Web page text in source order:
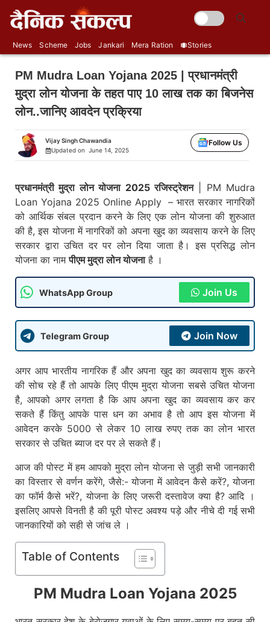
Skip
News Scheme Jobs Jankari Mera Ration Stories
PM Mudra Loan Yojana 2025 | प्रधानमंत्री
मुद्रा लोन योजना के तहत पाए 10 लाख तक का बिजनेस
लोन..जानिए आवदेन प्रक्रिया
Vijay Singh Chawandia
Updated on June 14, 2025
Follow Us
प्रधानमंत्री मुद्रा लोन योजना 2025 रजिस्ट्रेशन| PM Mudra
Loan Yojana 2025 Online Apply – भारत सरकार नागरिकों
को आर्थिक संबल प्रदान करने के लिए एक लोन योजना की शुरुआत
की है, इस योजना में नागरिकों को अपना खुद का व्यवसाय करने के लिए
सरकार द्वारा उचित दर पर लोन दिया जाता है। इस प्रसिद्ध लोन
योजना का नामपीएम मुद्रा लोन योजनाहै ।
WhatsApp Group Join Us
Telegram Group Join Now
अगर आप भारतीय नागरिक हैं और अपना खुद का व्यवसाय शुरू करने
की सोच रहे हैं तो आपके लिए पीएम मुद्रा योजना सबसे उचित योजना
है, आपको अगर लगता है कि आप अपना खुद का व्यवसाय कर कर
सकते हैं किंतु आपके पास धन का अभाव है तो आप इस योजना में
आवेदन करके 5000 से लेकर 10 लाख रुपए तक का लोन भारत
सरकार से उचित ब्याज दर पर ले सकते हैं।
आज की पोस्ट में हम आपको मुद्रा लोन योजना से जुड़ी सभी जानकारी
का विस्तार से वर्णन करेंगे, जैसे:- योजना में आवेदन कैसे करें?, योजना
का फॉर्म कैसे भरें?, योजना के लिए जरूरी दस्तावेज क्या है? आदि ।
इसलिए आपसे विनती है की पूरी पोस्ट अवश्य पड़े और नीचे दी गई सभी
जानकारियों को सही से जांच ले ।
Table of Contents
PM Mudra Loan Yojana 2025